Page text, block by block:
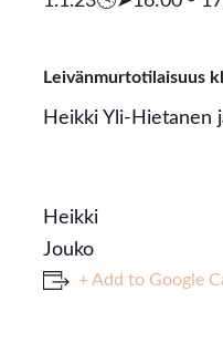
Leivänmurtotilaisuus
Heikki Yli-Hietanen
Jouko
+ Add to Google